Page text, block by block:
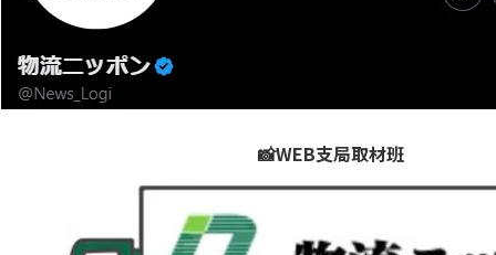
📸WEB支局取材班